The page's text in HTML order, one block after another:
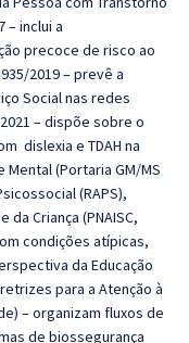
– inclui a
precoce de risco ao
2019 – prevê a
Social nas redes
– dispõe sobre o
dislexia e TDAH na
Mental (Portaria GM/MS
(RAPS),
Criança (PNAISC,
condições atípicas,
da Educação
para a Atenção à
– organizam fluxos de
de biossegurança